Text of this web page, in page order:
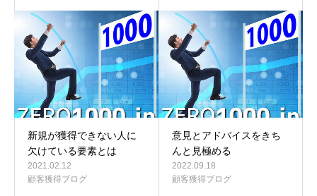
新規が獲得できない人に
欠けている要素とは
2021.02.12
顧客獲得ブログ
意見とアドバイスをきち
んと見極める
2022.09.18
顧客獲得ブログ